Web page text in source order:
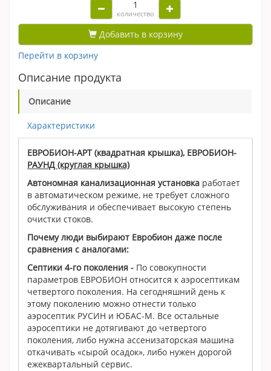
количество
Добавить в корзину
Перейти в корзину
Описание продукта
Описание
Характеристики
ЕВРОБИОН-АРТ (квадратная крышка), ЕВРОБИОН-
РАУНД (круглая крышка)
Автономная канализационная установка работает
в автоматическом режиме, не требует сложного
обслуживания и обеспечивает высокую степень
очистки стоков.
Почему люди выбирают Евробион даже после
сравнения с аналогами:
Септики 4-го поколения - По совокупности
параметров ЕВРОБИОН относится к аэросептикам
четвертого поколения. На сегодняшний день к
этому поколению можно отнести только
аэросептик РУСИН и ЮБАС-М. Все остальные
аэросептики не дотягивают до четвертого
поколения, либо нужна ассенизаторская машина
откачивать «сырой осадок», либо нужен дорогой
ежеквартальный сервис.